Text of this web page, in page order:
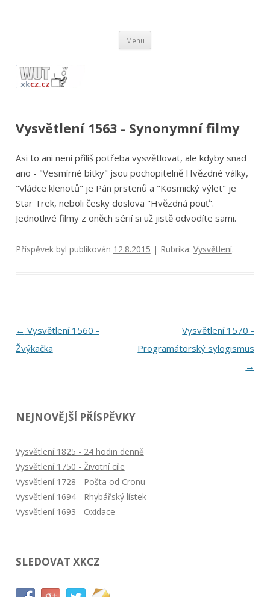
Menu
Vysvětlení 1563 - Synonymní filmy
Asi to ani není příliš potřeba vysvětlovat, ale kdyby snad
ano - "Vesmírné bitky" jsou pochopitelně Hvězdné války,
"Vládce klenotů" je Pán prstenů a "Kosmický výlet" je
Star Trek, neboli česky doslova "Hvězdná pouť".
Jednotlivé filmy z oněch sérií si už jistě odvodíte sami.
Příspěvek byl publikován 12.8.2015 | Rubrika: Vysvětlení.
Navigace
pro
← Vysvětlení 1560 -
Žvýkačka
Vysvětlení 1570 -
Programátorský sylogismus
→
NEJNOVĚJŠÍ PŘÍSPĚVKY
Vysvětlení 1825 - 24 hodin denně
Vysvětlení 1750 - Životní cíle
Vysvětlení 1728 - Pošta od Cronu
Vysvětlení 1694 - Rhybářský lístek
Vysvětlení 1693 - Oxidace
SLEDOVAT XKCZ